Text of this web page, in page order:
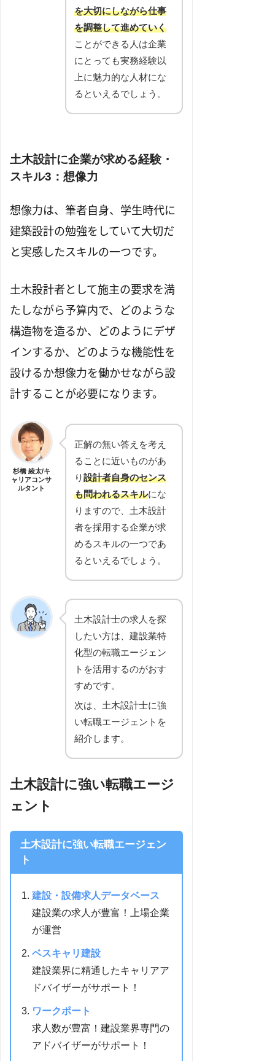
を大切にしながら仕事
を調整して進めていく
ことができる人は企業
にとっても実務経験以
上に魅力的な人材にな
るといえるでしょう。
土木設計に企業が求める経験・
スキル3：想像力
想像力は、筆者自身、学生時代に
建築設計の勉強をしていて大切だ
と実感したスキルの一つです。
土木設計者として施主の要求を満
たしながら予算内で、どのような
構造物を造るか、どのようにデザ
インするか、どのような機能性を
設けるか想像力を働かせながら設
計することが必要になります。
杉橋 綾太/キ
ャリアコンサ
ルタント
正解の無い答えを考え
ることに近いものがあ
り設計者自身のセンス
も問われるスキルにな
りますので、土木設計
者を採用する企業が求
めるスキルの一つであ
るといえるでしょう。
土木設計士の求人を探
したい方は、建設業特
化型の転職エージェン
トを活用するのがおす
すめです。
次は、土木設計士に強
い転職エージェントを
紹介します。
土木設計に強い転職エージ
ェント
土木設計に強い転職エージェン
ト
建設・設備求人データベース
建設業の求人が豊富！上場企業
が運営
ベスキャリ建設
建設業界に精通したキャリアア
ドバイザーがサポート！
ワークポート
求人数が豊富！建設業界専門の
アドバイザーがサポート！